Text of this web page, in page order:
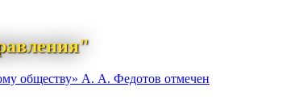
обществу» А. А. Федотов отмечен